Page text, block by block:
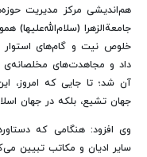
هم‌اندیشی مرکز مدیریت
جامعة‌الزهرا (سلام‌الله‌علیها)
خلوص نیت و گام‌های
داد و مجاهدت‌های مخلصانه‌ی
آن شد؛ تا جایی که امروز،
جهان تشیع، بلکه در جهان
وی افزود: هنگامی که
سایر ادیان و مکاتب تبیین